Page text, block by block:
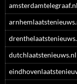
amsterdamtelegraaf.nl
dutchlaatstenieuws.nl